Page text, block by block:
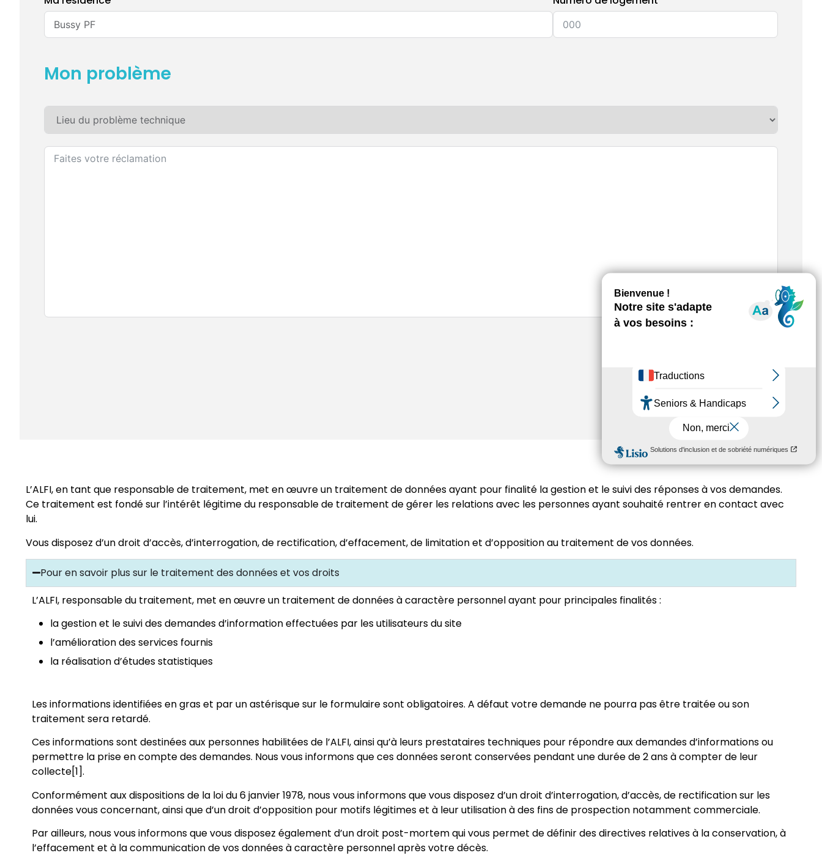
Mon problème
L’ALFI, en tant que responsable de traitement, met en œuvre un traitement de données ayant pour finalité la gestion et le suivi des réponses à vos demandes.
Ce traitement est fondé sur l’intérêt légitime du responsable de traitement de gérer les relations avec les personnes ayant souhaité rentrer en contact avec
lui.
Vous disposez d’un droit d’accès, d’interrogation, de rectification, d’effacement, de limitation et d’opposition au traitement de vos données.
Pour en savoir plus sur le traitement des données et vos droits
L’ALFI, responsable du traitement, met en œuvre un traitement de données à caractère personnel ayant pour principales finalités :
la gestion et le suivi des demandes d’information effectuées par les utilisateurs du site
l’amélioration des services fournis
la réalisation d’études statistiques
Les informations identifiées en gras et par un astérisque sur le formulaire sont obligatoires. A défaut votre demande ne pourra pas être traitée ou son
traitement sera retardé.
Ces informations sont destinées aux personnes habilitées de l’ALFI, ainsi qu’à leurs prestataires techniques pour répondre aux demandes d’informations ou
permettre la prise en compte des demandes. Nous vous informons que ces données seront conservées pendant une durée de 2 ans à compter de leur
collecte[1].
Conformément aux dispositions de la loi du 6 janvier 1978, nous vous informons que vous disposez d’un droit d’interrogation, d’accès, de rectification sur les
données vous concernant, ainsi que d’un droit d’opposition pour motifs légitimes et à leur utilisation à des fins de prospection notamment commerciale.
Par ailleurs, nous vous informons que vous disposez également d’un droit post-mortem qui vous permet de définir des directives relatives à la conservation, à
l’effacement et à la communication de vos données à caractère personnel après votre décès.